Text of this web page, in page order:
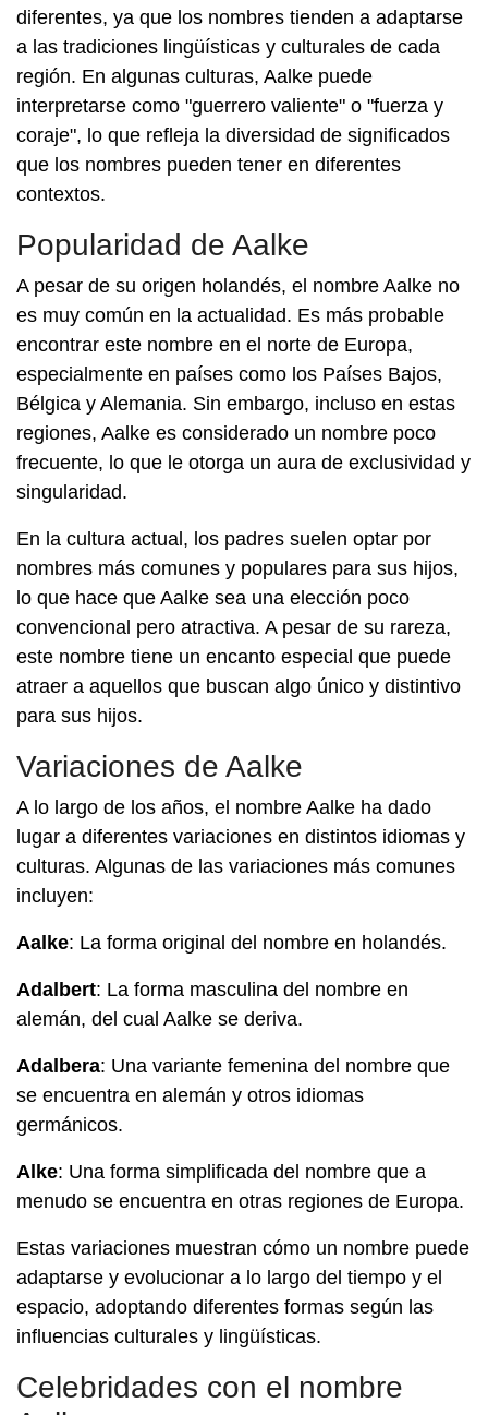
diferentes, ya que los nombres tienden a adaptarse
a las tradiciones lingüísticas y culturales de cada
región. En algunas culturas, Aalke puede
interpretarse como "guerrero valiente" o "fuerza y
coraje", lo que refleja la diversidad de significados
que los nombres pueden tener en diferentes
contextos.
Popularidad de Aalke
A pesar de su origen holandés, el nombre Aalke no
es muy común en la actualidad. Es más probable
encontrar este nombre en el norte de Europa,
especialmente en países como los Países Bajos,
Bélgica y Alemania. Sin embargo, incluso en estas
regiones, Aalke es considerado un nombre poco
frecuente, lo que le otorga un aura de exclusividad y
singularidad.
En la cultura actual, los padres suelen optar por
nombres más comunes y populares para sus hijos,
lo que hace que Aalke sea una elección poco
convencional pero atractiva. A pesar de su rareza,
este nombre tiene un encanto especial que puede
atraer a aquellos que buscan algo único y distintivo
para sus hijos.
Variaciones de Aalke
A lo largo de los años, el nombre Aalke ha dado
lugar a diferentes variaciones en distintos idiomas y
culturas. Algunas de las variaciones más comunes
incluyen:
Aalke: La forma original del nombre en holandés.
Adalbert: La forma masculina del nombre en
alemán, del cual Aalke se deriva.
Adalbera: Una variante femenina del nombre que
se encuentra en alemán y otros idiomas
germánicos.
Alke: Una forma simplificada del nombre que a
menudo se encuentra en otras regiones de Europa.
Estas variaciones muestran cómo un nombre puede
adaptarse y evolucionar a lo largo del tiempo y el
espacio, adoptando diferentes formas según las
influencias culturales y lingüísticas.
Celebridades con el nombre